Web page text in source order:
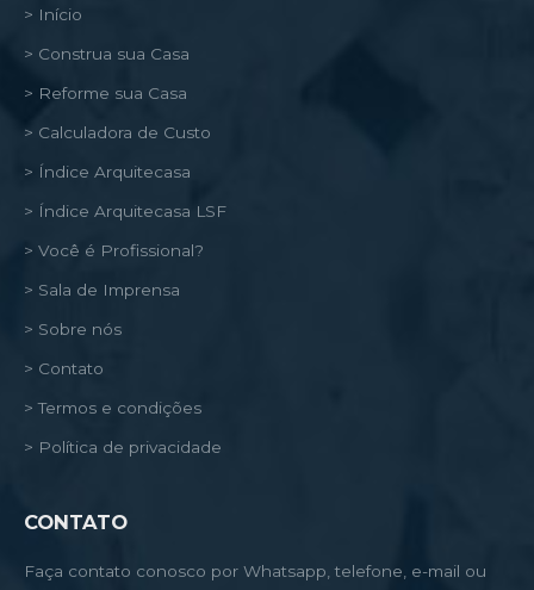
> Início
> Construa sua Casa
> Reforme sua Casa
> Calculadora de Custo
> Índice Arquitecasa
> Índice Arquitecasa LSF
> Você é Profissional?
> Sala de Imprensa
> Sobre nós
> Contato
> Termos e condições
> Política de privacidade
CONTATO
Faça contato conosco por Whatsapp, telefone, e-mail ou